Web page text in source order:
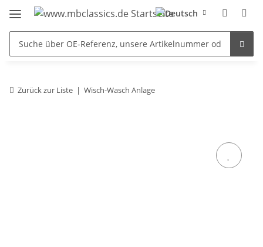
Zurück zur Liste Wisch-Wasch Anlage